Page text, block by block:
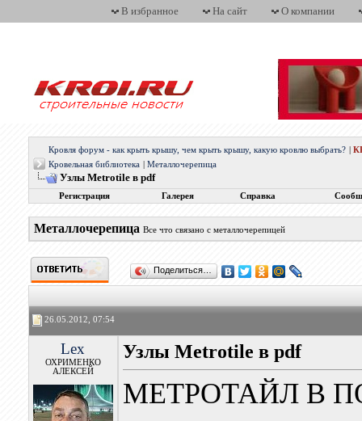
В избранное На сайт О компании
Кровля форум - как крыть крышу, чем крыть крышу, какую кровлю выбрать?
Кровельная библиотека
Металлочерепица
Узлы Metrotile в pdf
Регистрация Галерея Справка
Металлочерепица Все что связано с металлочерепицей
Поделиться…
26.05.2012, 07:54
Lex
ОХРИМЕНКО
АЛЕКСЕЙ
Узлы Metrotile в pdf
МЕТРОТАЙЛ В